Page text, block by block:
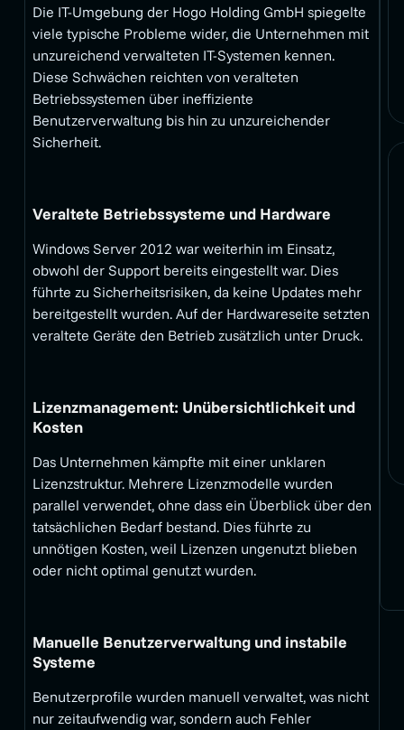
Die IT-Umgebung der Hogo Holding GmbH spiegelte
viele typische Probleme wider, die Unternehmen mit
unzureichend verwalteten IT-Systemen kennen.
Diese Schwächen reichten von veralteten
Betriebssystemen über ineffiziente
Benutzerverwaltung bis hin zu unzureichender
Sicherheit.
Veraltete Betriebssysteme und Hardware
Windows Server 2012 war weiterhin im Einsatz,
obwohl der Support bereits eingestellt war. Dies
führte zu Sicherheitsrisiken, da keine Updates mehr
bereitgestellt wurden. Auf der Hardwareseite setzten
veraltete Geräte den Betrieb zusätzlich unter Druck.
Lizenzmanagement: Unübersichtlichkeit und
Kosten
Das Unternehmen kämpfte mit einer unklaren
Lizenzstruktur. Mehrere Lizenzmodelle wurden
parallel verwendet, ohne dass ein Überblick über den
tatsächlichen Bedarf bestand. Dies führte zu
unnötigen Kosten, weil Lizenzen ungenutzt blieben
oder nicht optimal genutzt wurden.
Manuelle Benutzerverwaltung und instabile
Systeme
Benutzerprofile wurden manuell verwaltet, was nicht
nur zeitaufwendig war, sondern auch Fehler